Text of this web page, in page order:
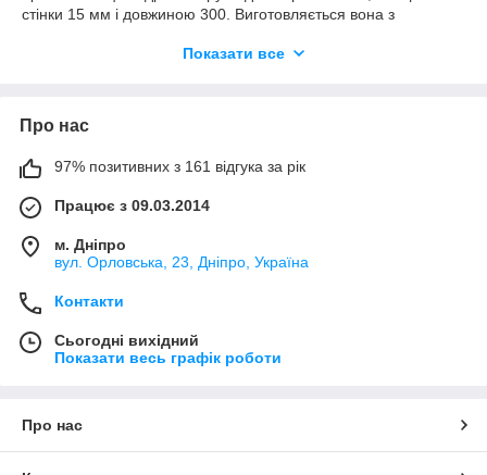
стінки 15 мм і довжиною 300. Виготовляється вона з
зносостійкістю. Також проходить термообробку для
Для регулювання положення шворня щодо труби у
мм. Затягування здійснюється двома стопорними гвинтами з
комплектуючі закриваються гумовими чохлами.
У процесі експлуатації трактора МТЗ деталі зазнають
динамічних та ударних навантажень, що призводить до
люфт у поворотних кулаках переднього мосту,
поява вібрації та стукотів при русі агротехніки;
Показати все
Про нас
97% позитивних з 161 відгука за рік
Працює з 09.03.2014
м. Дніпро
вул. Орловська, 23, Дніпро, Україна
Контакти
Сьогодні вихідний
Показати весь графік роботи
Про нас